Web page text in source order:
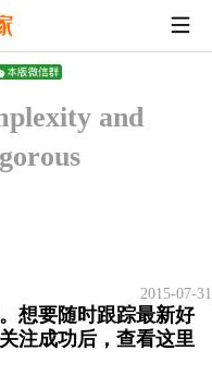
and
2015-07-31
想要随时跟踪最新好
关注成功后， 查看这里